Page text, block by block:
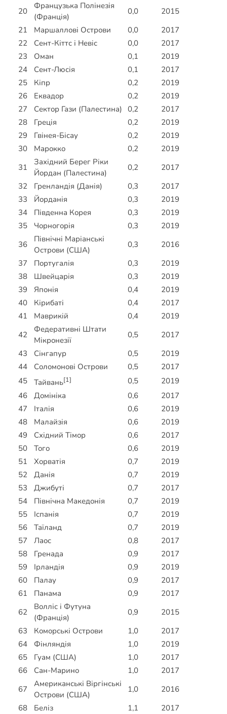
20
Французька Полінезія
(Франція)
0,0
2015
21
Маршаллові Острови 0,0
2017
22
Сент-Кіттс і Невіс 0,0
2017
23
Оман 0,1
2019
24
Сент-Люсія 0,1
2017
25
Кіпр 0,2
2019
26
Еквадор 0,2
2019
27
Сектор Гази (Палестина) 0,2
2017
28
Греція 0,2
2019
29
Гвінея-Бісау 0,2
2019
30
Марокко 0,2
2019
31
Західний Берег Ріки
Йордан (Палестина)
0,2
2017
32
Гренландія (Данія) 0,3
2017
33
Йорданія 0,3
2019
34
Південна Корея 0,3
2019
35
Чорногорія 0,3
2019
36
Північні Маріанські
Острови (США)
0,3
2016
37
Португалія 0,3
2019
38
Швейцарія 0,3
2019
39
Японія 0,4
2019
40
Кірибаті 0,4
2017
41
Маврикій 0,4
2019
42
Федеративні Штати
Мікронезії
0,5
2017
43
Сінгапур 0,5
2019
44
Соломонові Острови 0,5
2017
45
Тайвань[1] 0,5
2019
46
Домініка 0,6
2017
47
Італія 0,6
2019
48
Малайзія 0,6
2019
49
Східний Тімор 0,6
2017
50
Того 0,6
2019
51
Хорватія 0,7
2019
52
Данія 0,7
2019
53
Джибуті 0,7
2017
54
Північна Македонія 0,7
2019
55
Іспанія 0,7
2019
56
Таїланд 0,7
2019
57
Лаос 0,8
2017
58
Гренада 0,9
2017
59
Ірландія 0,9
2019
60
Палау 0,9
2017
61
Панама 0,9
2017
62
Волліс і Футуна
(Франція)
0,9
2015
63
Коморські Острови 1,0
2017
64
Фінляндія 1,0
2019
65
Гуам (США) 1,0
2017
66
Сан-Марино 1,0
2017
67
Американські Віргінські
Острови (США)
1,0
2016
68
Беліз 1,1 2017